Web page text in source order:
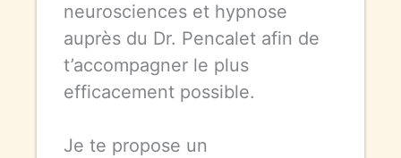
neurosciences et hypnose
auprès du Dr. Pencalet afin de
t’accompagner le plus
efficacement possible.
Je te propose un